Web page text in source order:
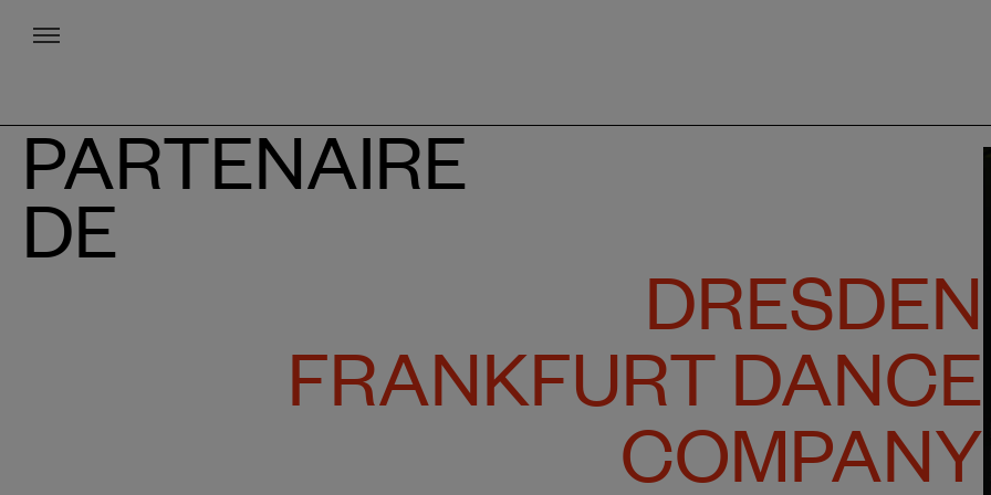
Menu
PARTENAIRE
DE
DRESDEN
FRANKFURT DANCE
COMPANY